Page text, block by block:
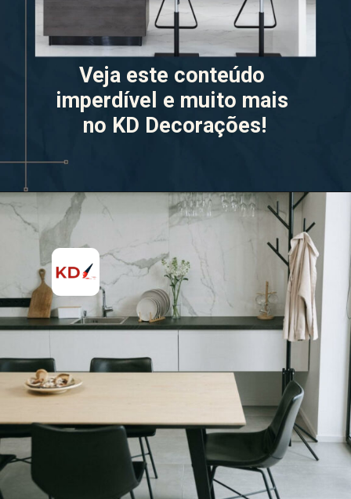
Veja este conteúdo
imperdível e muito mais
no KD Decorações!